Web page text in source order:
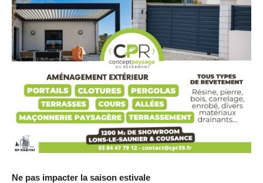
Ne pas impacter la saison estivale